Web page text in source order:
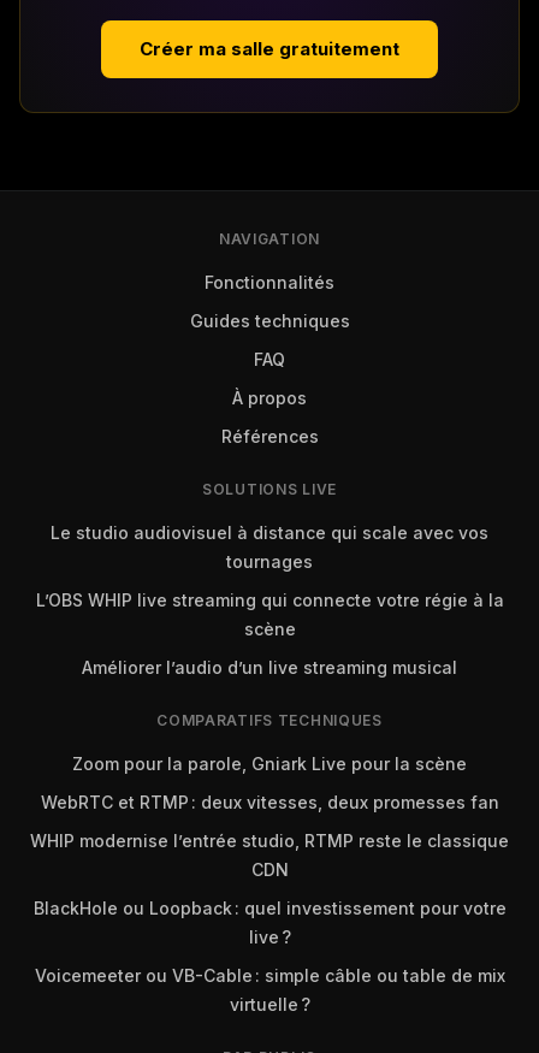
Créer ma salle gratuitement
NAVIGATION
Fonctionnalités
Guides techniques
FAQ
À propos
Références
SOLUTIONS LIVE
Le studio audiovisuel à distance qui scale avec vos
tournages
L’OBS WHIP live streaming qui connecte votre régie à la
scène
Améliorer l’audio d’un live streaming musical
COMPARATIFS TECHNIQUES
Zoom pour la parole, Gniark Live pour la scène
WebRTC et RTMP : deux vitesses, deux promesses fan
WHIP modernise l’entrée studio, RTMP reste le classique
CDN
BlackHole ou Loopback : quel investissement pour votre
live ?
Voicemeeter ou VB-Cable : simple câble ou table de mix
virtuelle ?